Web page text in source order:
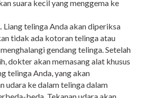
suara kecil yang menggema ke
Liang telinga Anda akan diperiksa
tidak ada kotoran telinga atau
gendang telinga. Setelah
dokter akan memasang alat khusus
telinga Anda, yang akan
udara ke dalam telinga dalam